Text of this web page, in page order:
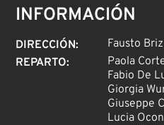
INFORMACIÓN
DIRECCIÓN:
Fausto
REPARTO:
Paola
Fabio De
Giorgia
Giuseppe
Lucia